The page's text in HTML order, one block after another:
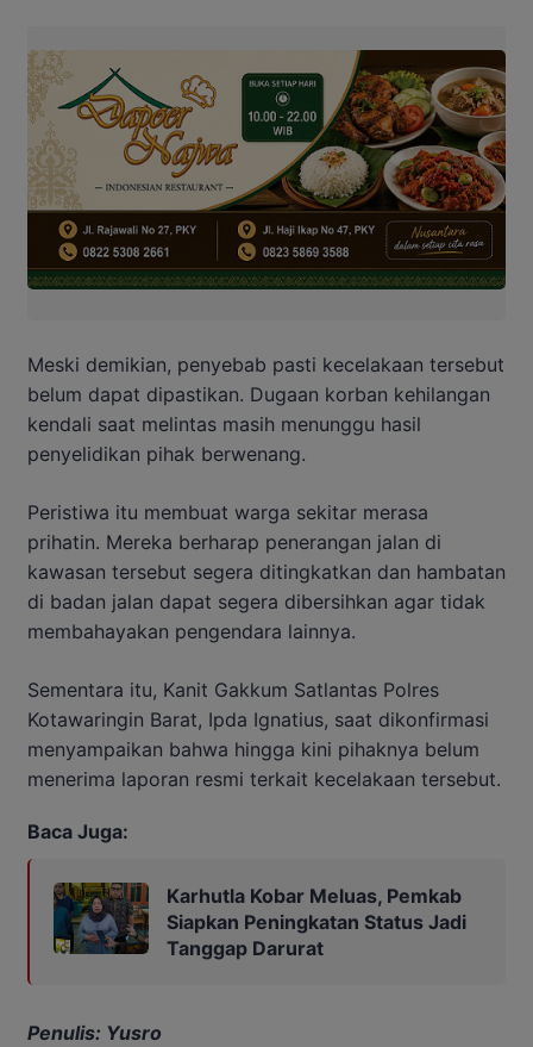
Meski demikian, penyebab pasti kecelakaan tersebut
belum dapat dipastikan. Dugaan korban kehilangan
kendali saat melintas masih menunggu hasil
penyelidikan pihak berwenang.
Peristiwa itu membuat warga sekitar merasa
prihatin. Mereka berharap penerangan jalan di
kawasan tersebut segera ditingkatkan dan hambatan
di badan jalan dapat segera dibersihkan agar tidak
membahayakan pengendara lainnya.
Sementara itu, Kanit Gakkum Satlantas Polres
Kotawaringin Barat, Ipda Ignatius, saat dikonfirmasi
menyampaikan bahwa hingga kini pihaknya belum
menerima laporan resmi terkait kecelakaan tersebut.
Baca Juga:
Karhutla Kobar Meluas, Pemkab
Siapkan Peningkatan Status Jadi
Tanggap Darurat
Penulis: Yusro